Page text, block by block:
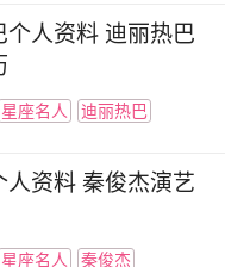
电影节最佳女主角
中国名人榜中的排
档播出，她在剧中
谈判专家，专业功
个人资料 迪丽热巴
星座名人 迪丽热巴
人资料 秦俊杰演艺
星座名人 秦俊杰